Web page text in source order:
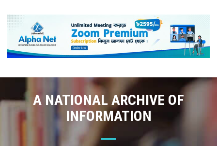
A NATIONAL ARCHIVE OF
INFORMATION